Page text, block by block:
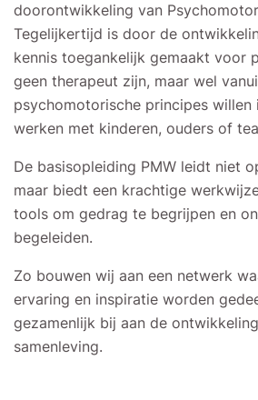
doorontwikkeling van
Tegelijkertijd is door de
kennis toegankelijk gemaakt voor
geen therapeut zijn, maar wel
psychomotorische principes willen
werken met kinderen, ouders of
De basisopleiding PMW leidt niet
maar biedt een krachtige
tools om gedrag te begrijpen en
begeleiden.
Zo bouwen wij aan een netwerk
ervaring en inspiratie worden
gezamenlijk bij aan de
samenleving.